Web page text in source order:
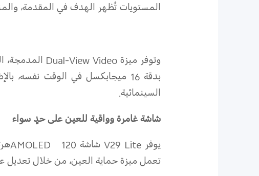
المستويات تُظهر الهدف في المقدمة،
وتوفر ميزةDual-View Video
المدمجة،
بدقة 16 ميجابكسل في الوقت
السينمائية.
شاشة غامرة وواقية للعين على حدٍ سواء
يوفر
شاشة
تعمل ميزة حماية العين، من خلال تعديل عرض النبضة 2160 هرتز، على تقليل إجهاد العين والإرهاق